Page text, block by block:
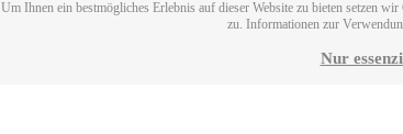
Um Ihnen ein bestmögliches Erlebnis auf dieser Website zu bieten setzen
zu. Informationen zur
Nur